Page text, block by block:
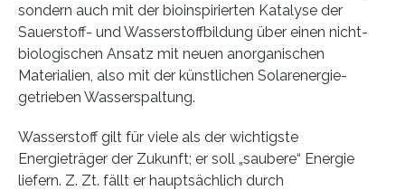
sondern auch mit der bioinspirierten Katalyse der
Sauerstoff- und Wasserstoffbildung über einen nicht-
biologischen Ansatz mit neuen anorganischen
Materialien, also mit der künstlichen Solarenergie-
getrieben Wasserspaltung.
Wasserstoff gilt für viele als der wichtigste
Energieträger der Zukunft; er soll „saubere“ Energie
liefern. Z. Zt. fällt er hauptsächlich durch